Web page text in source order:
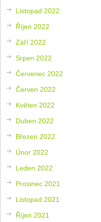
Listopad 2022
Říjen 2022
Září 2022
Srpen 2022
Červenec 2022
Červen 2022
Květen 2022
Duben 2022
Březen 2022
Únor 2022
Leden 2022
Prosinec 2021
Listopad 2021
Říjen 2021